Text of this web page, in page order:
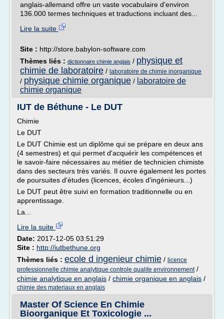
anglais-allemand offre un vaste vocabulaire d'environ
136.000 termes techniques et traductions incluant des...
Lire la suite
Site : http://store.babylon-software.com
Thèmes liés : dictionnaire chimie anglais / physique et
chimie de laboratoire / laboratoire de chimie inorganique
/ physique chimie organique / laboratoire de
chimie organique
IUT de Béthune - Le DUT
Chimie
Le DUT
Le DUT Chimie est un diplôme qui se prépare en deux ans
(4 semestres) et qui permet d'acquérir les compétences et
le savoir-faire nécessaires au métier de technicien chimiste
dans des secteurs très variés. Il ouvre également les portes
de poursuites d'études (licences, écoles d'ingénieurs...)
Le DUT peut être suivi en formation traditionnelle ou en
apprentissage.
La...
Lire la suite
Date: 2017-12-05 03:51:29
Site : http://iutbethune.org
Thèmes liés : ecole d ingenieur chimie / licence
professionnelle chimie analytique controle qualite environnement/
chimie analytique en anglais / chimie organique en anglais /
chimie des materiaux en anglais
Master Of Science En Chimie
Bioorganique Et Toxicologie ...